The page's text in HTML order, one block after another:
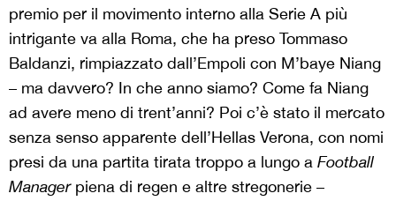
premio per il movimento interno alla Serie A più
intrigante va alla Roma, che ha preso Tommaso
Baldanzi, rimpiazzato dall’Empoli con M’baye Niang
– ma davvero? In che anno siamo? Come fa Niang
ad avere meno di trent’anni? Poi c’è stato il mercato
senza senso apparente dell’Hellas Verona, con nomi
presi da una partita tirata troppo a lungo a Football
Managerpiena di regen e altre stregonerie –